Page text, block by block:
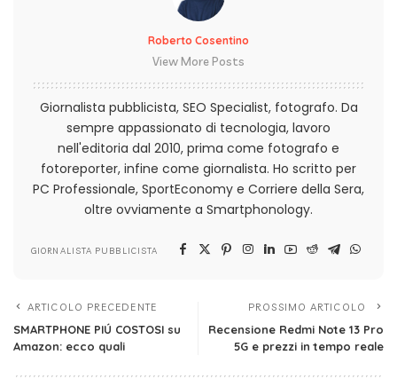
Roberto Cosentino
View More Posts
Giornalista pubblicista, SEO Specialist, fotografo. Da
sempre appassionato di tecnologia, lavoro
nell'editoria dal 2010, prima come fotografo e
fotoreporter, infine come giornalista. Ho scritto per
PC Professionale, SportEconomy e Corriere della Sera,
oltre ovviamente a Smartphonology.
GIORNALISTA PUBBLICISTA
ARTICOLO PRECEDENTE
SMARTPHONE PIÚ COSTOSI su
Amazon: ecco quali
PROSSIMO ARTICOLO
Recensione Redmi Note 13 Pro
5G e prezzi in tempo reale